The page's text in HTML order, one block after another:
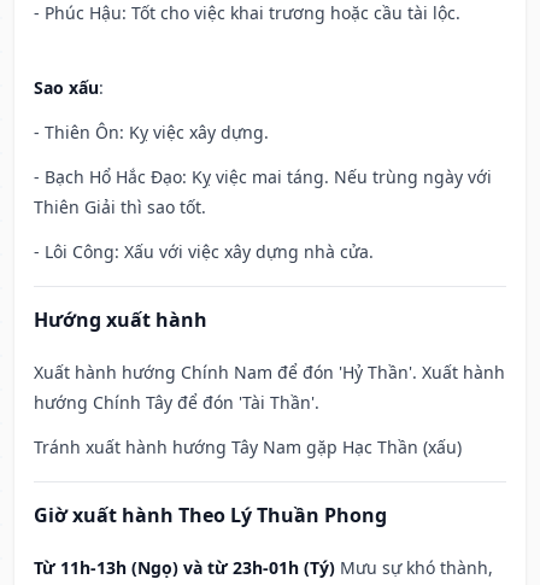
- Phúc Hậu: Tốt cho việc khai trương hoặc cầu tài lộc.
Sao xấu:
- Thiên Ôn: Kỵ việc xây dựng.
- Bạch Hổ Hắc Đạo: Kỵ việc mai táng. Nếu trùng ngày với
Thiên Giải thì sao tốt.
- Lôi Công: Xấu với việc xây dựng nhà cửa.
Hướng xuất hành
Xuất hành hướng Chính Nam để đón 'Hỷ Thần'. Xuất hành
hướng Chính Tây để đón 'Tài Thần'.
Tránh xuất hành hướng Tây Nam gặp Hạc Thần (xấu)
Giờ xuất hành Theo Lý Thuần Phong
Từ 11h-13h (Ngọ) và từ 23h-01h (Tý) Mưu sự khó thành,